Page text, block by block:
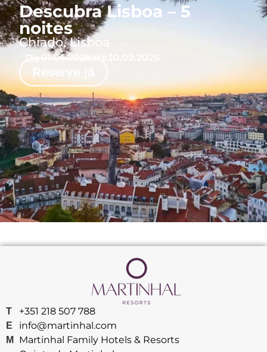
Descubra Lisboa – 5
noites
Chiado, Lisboa
Reserve já
01.06.2026
T
E
M
+351 218 507 788
info@martinhal.com
Martinhal Family Hotels & Resorts